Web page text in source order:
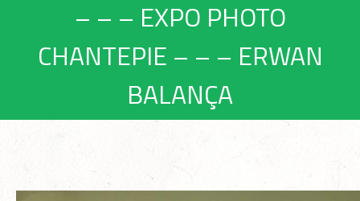
– – – EXPO PHOTO
CHANTEPIE – – – ERWAN
BALANÇA